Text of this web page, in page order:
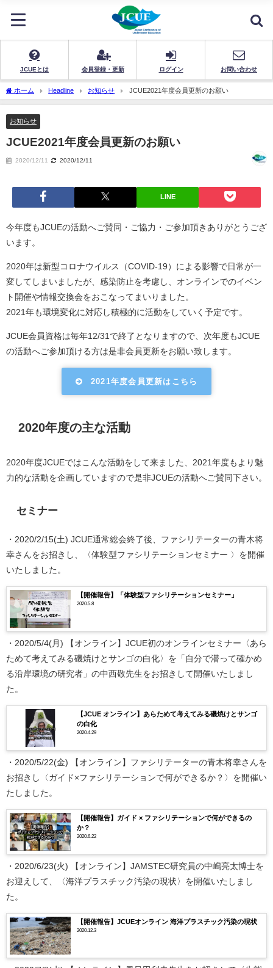
JCUEとは 会員登録・更新 ログイン お問い合わせ
ホーム Headline お知らせ JCUE2021年度会員更新のお願い
お知らせ
JCUE2021年度会員更新のお願い
2020/12/11 2020/12/11
LINE
今年度もJCUEの活動へご賛同・ご協力・ご参加頂きありがとうござ
います。
2020年は新型コロナウイルス（COVID-19）による影響で日常が一
変してしまいましたが、感染防止を考慮し、オンラインでのイベン
ト開催や情報交換会をおこなってまいりました。
2021年も環境変化に対応し積極的に活動をしていく予定です。
JCUE会員資格は毎年12/31で終了となりますので、次年度もJCUE
の活動へご参加頂ける方は是非会員更新をお願い致します。
2021年度会員更新はこちら
2020年度の主な活動
2020年度JCUEではこんな活動をして来ました、2021年度もより魅
力的な活動を企画していますので是非JCUEの活動へご賛同下さい。
セミナー
・2020/2/15(土) JCUE通常総会終了後、ファシリテーターの青木将
幸さんをお招きし、〈体験型ファシリテーションセミナー 〉を開催
いたしました。
【開催報告】「体験型ファシリテーションセミナー」
2020.5.8
・2020/5/4(月) 【オンライン】JCUE初のオンラインセミナー〈あら
ためて考えてみる磯焼けとサンゴの白化〉を「自分で潜って確かめ
る沿岸環境の研究者」の中西敬先生をお招きして開催いたしまし
た。
【JCUE オンライン】あらためて考えてみる磯焼けとサンゴ
の白化
2020.4.29
・2020/5/22(金) 【オンライン】ファシリテーターの青木将幸さんを
お招きし〈ガイド×ファシリテーションで何ができるか？〉を開催い
たしました。
【開催報告】ガイド × ファシリテーションで何ができるの
か？
2020.6.22
・2020/6/23(火) 【オンライン】JAMSTEC研究員の中嶋亮太博士を
お迎えして、〈海洋プラスチック汚染の現状〉を開催いたしまし
た。
【開催報告】JCUEオンライン 海洋プラスチック汚染の現状
2020.12.3